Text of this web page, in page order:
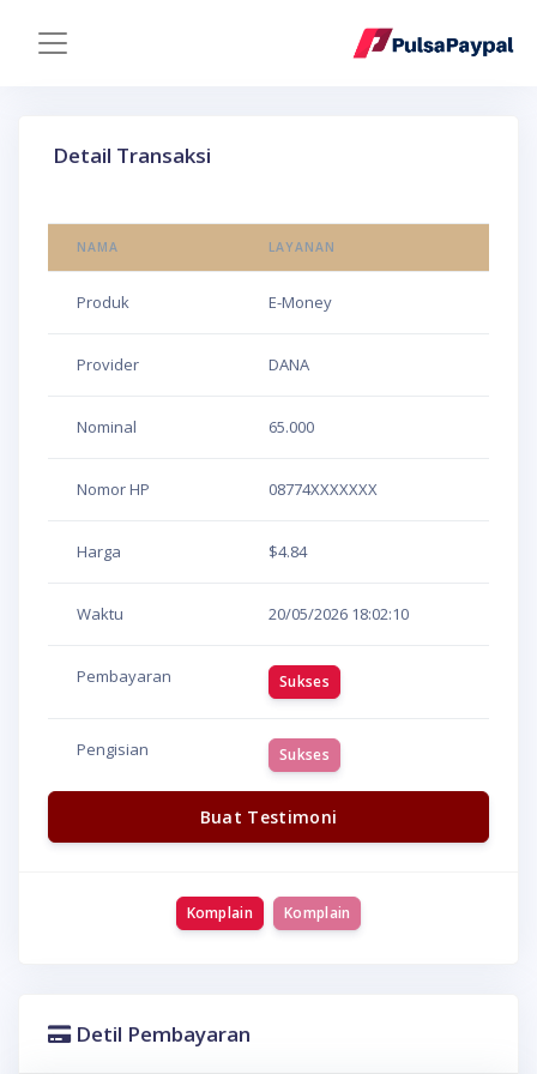
Detail Transaksi
NAMA LAYANAN
Produk E-Money
Provider DANA
Nominal 65.000
Nomor HP 08774XXXXXXX
Harga $4.84
Waktu 20/05/2026 18:02:10
Pembayaran Sukses
Pengisian Sukses
Buat Testimoni
Komplain Komplain
Detil Pembayaran